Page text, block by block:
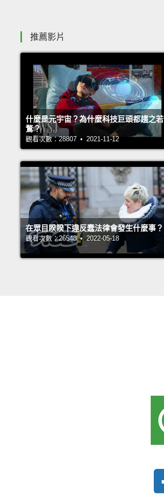
推薦影片
什麼是元宇宙？為什麼科技巨頭都趨之若
鶩？
觀看次數：28807 • 2021-11-12
在眾目睽睽下違反蠢法律會發生什麼事？
觀看次數：26548 • 2022-05-18